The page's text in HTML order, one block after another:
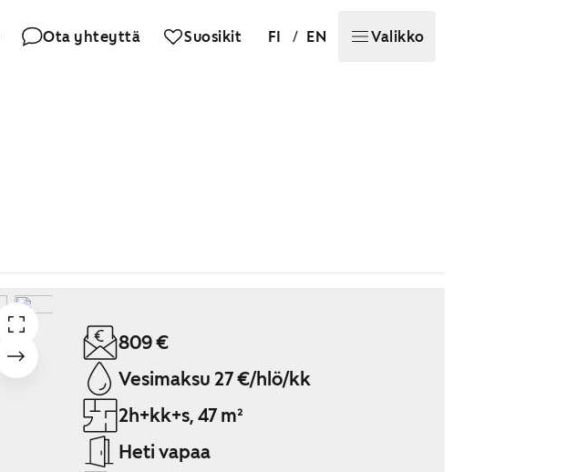
Ota yhteyttä Suosikit FI / EN Valikko
809 €
Vesimaksu 27 €/hlö/kk
2h+kk+s, 47 m²
Heti vapaa